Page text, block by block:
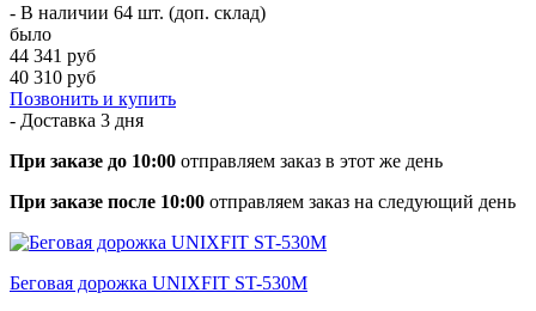
- В наличии 64 шт. (доп. склад)
было
44 341 руб
40 310 руб
Позвонить и купить
- Доставка 3 дня
При заказе до 10:00 отправляем заказ в этот же день
При заказе после 10:00 отправляем заказ на следующий день
Беговая дорожка UNIXFIT ST-530M